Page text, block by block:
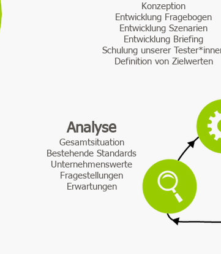
Konzeption
Entwicklung Fragebogen
Entwicklung Szenarien
Entwicklung Briefing
Schulung unserer
Definition von Zielwerten
Analyse
Gesamtsituation
Bestehende Standards
Unternehmenswerte
Fragestellungen
Erwartungen